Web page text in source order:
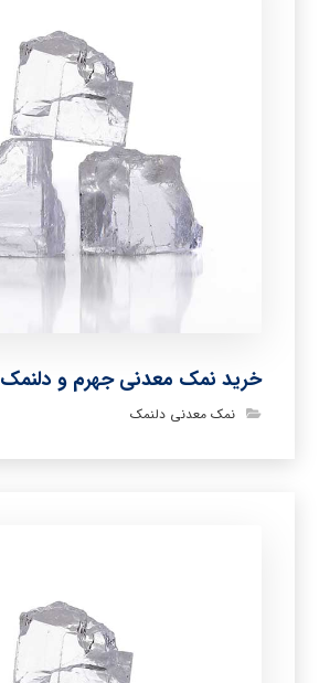
خرید نمک معدنی جهرم و دلنمک
نمک معدنی دلنمک